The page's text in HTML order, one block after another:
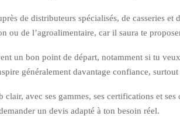
de distributeurs spécialisés, de casseries
ou de l’agroalimentaire, car il saura te
un bon point de départ, notamment si tu
généralement davantage confiance,
clair, avec ses gammes, ses certifications et
un devis adapté à ton besoin réel.